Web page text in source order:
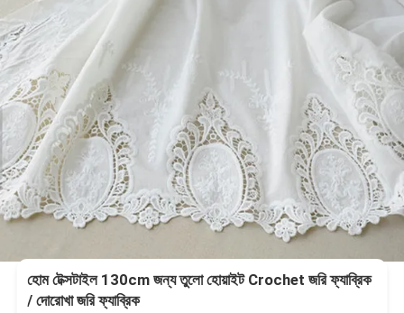
হোম টেক্সটাইল 130cm জন্য তুলো হোয়াইট Crochet জরি ফ্যাব্রিক
/ দোরোখা জরি ফ্যাব্রিক